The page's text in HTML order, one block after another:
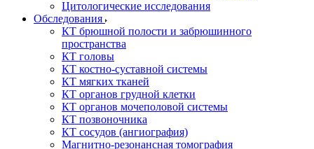
Цитологические исследования
Обследования
КТ брюшной полости и забрюшинного
пространства
КТ головы
КТ костно-суставной системы
КТ мягких тканей
КТ органов грудной клетки
КТ органов мочеполовой системы
КТ позвоночника
КТ сосудов (ангиография)
Магнитно-резонансная томография